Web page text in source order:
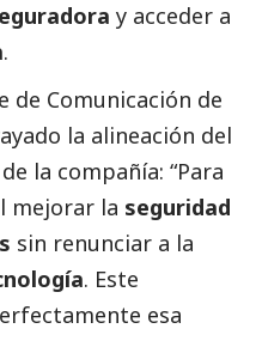
y acceder a
.
de Comunicación de
la alineación del
la compañía: “Para
mejorar la seguridad
sin renunciar a la
. Este
esa